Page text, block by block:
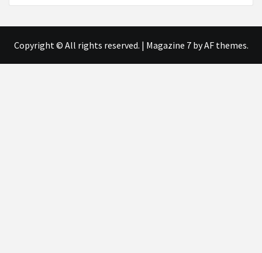
Copyright © All rights reserved. | Magazine 7by AF themes.